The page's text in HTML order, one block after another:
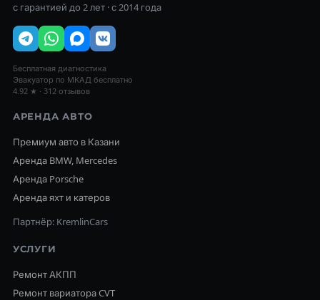
с гарантией до 2 лет · с 2014 года
Бесплатная диагностика
Эвакуатор по МКАД бесплатно
4.92 ★ · 312 отзывов
АРЕНДА АВТО
Премиум авто в Казани
Аренда BMW, Mercedes
Аренда Porsche
Аренда яхт и катеров
Партнёр: KremlinCars
УСЛУГИ
Ремонт АКПП
Ремонт вариатора CVT